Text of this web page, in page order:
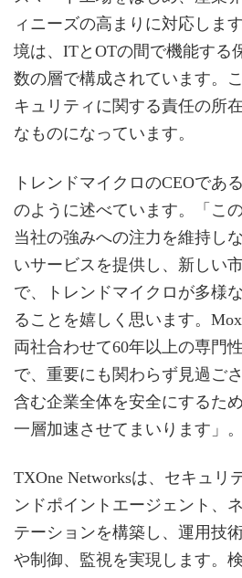
ィニーズの高まりに対応しま
境は、ITとOTの間で機能する
数の層で構成されています。
キュリティに関する責任の所
なものになっています。
トレンドマイクロのCEOであ
のように述べています。「こ
当社の強みへの注力を維持し
いサービスを提供し、新しい
で、トレンドマイクロが多様
ることを嬉しく思います。
両社合わせて60年以上の専門
で、重要にも関わらず見過ご
含む企業全体を安全にするた
一層加速させてまいります」。
TXOne Networksは、セキュリ
ンドポイントエージェント、
テーションを構築し、運用技
や制御、監視を実現します。